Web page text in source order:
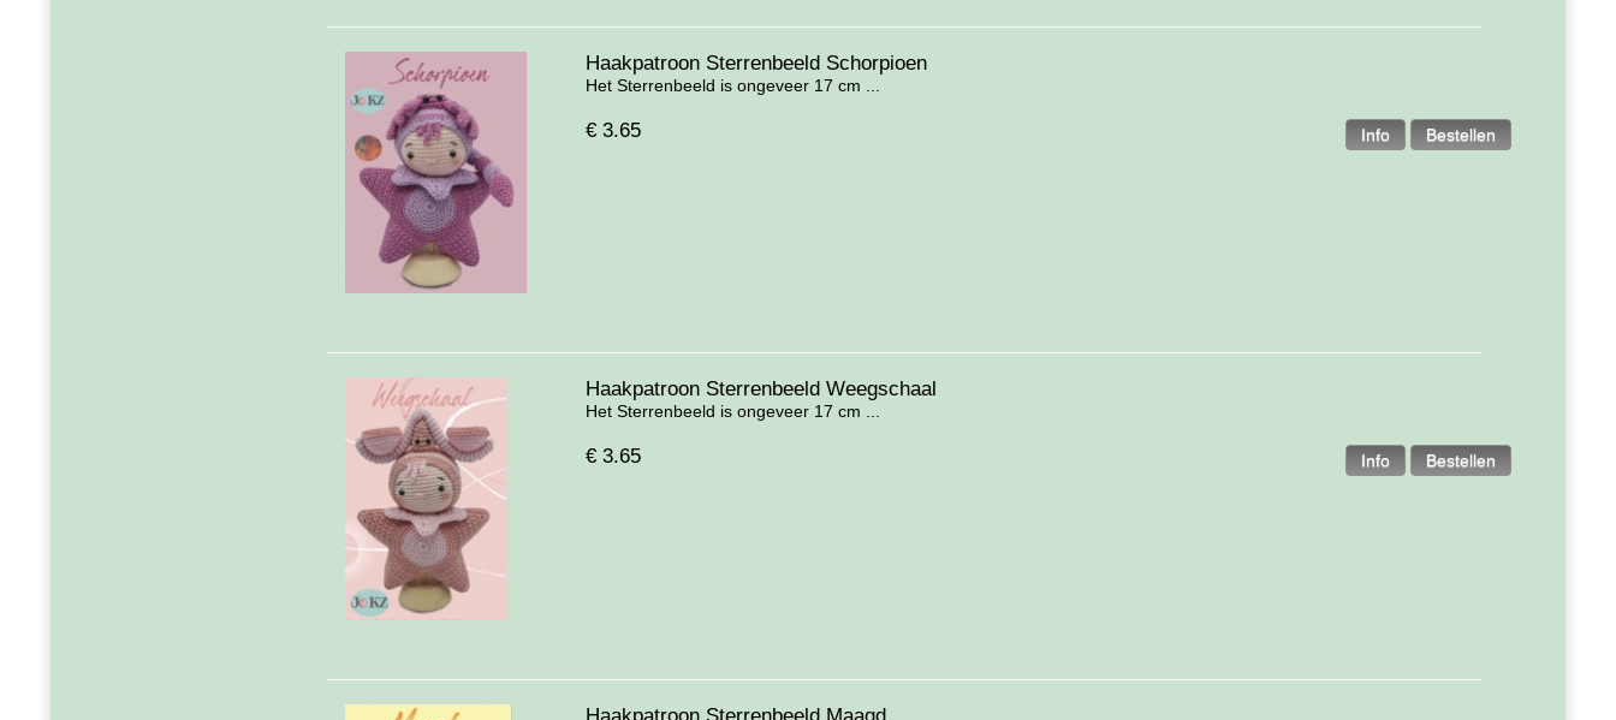
Haakpatroon Sterrenbeeld Schorpioen
Het Sterrenbeeld is ongeveer 17 cm ...
€ 3.65
Haakpatroon Sterrenbeeld Weegschaal
Het Sterrenbeeld is ongeveer 17 cm ...
€ 3.65